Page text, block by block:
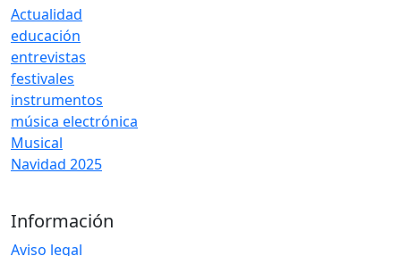
Actualidad
educación
entrevistas
festivales
instrumentos
música electrónica
Musical
Navidad 2025
Información
Aviso legal